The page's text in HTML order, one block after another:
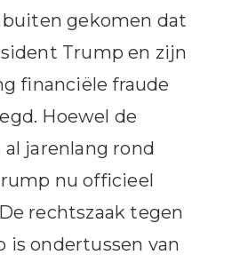
gekomen dat
Trump en zijn
financiële fraude
Hoewel de
jarenlang rond
nu officieel
rechtszaak tegen
is ondertussen van